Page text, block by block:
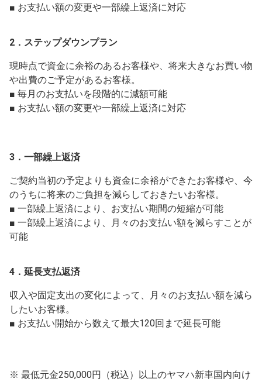
■ お支払い額の変更や一部繰上返済に対応
2．ステップダウンプラン
現時点で資金に余裕のあるお客様や、将来大きなお買い物
や出費のご予定があるお客様。
■ 毎月のお支払いを段階的に減額可能
■ お支払い額の変更や一部繰上返済に対応
3．一部繰上返済
ご契約当初の予定よりも資金に余裕ができたお客様や、今
のうちに将来のご負担を減らしておきたいお客様。
■ 一部繰上返済により、お支払い期間の短縮が可能
■ 一部繰上返済により、月々のお支払い額を減らすことが
可能
4．延長支払返済
収入や固定支出の変化によって、月々のお支払い額を減ら
したいお客様。
■ お支払い開始から数えて最大120回まで延長可能
※ 最低元金250,000円（税込）以上のヤマハ新車国内向け